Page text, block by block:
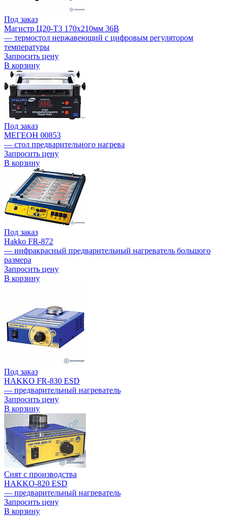
Под заказ
Магистр Ц20-Т3 170х210мм 36В
— термостол нержавеющий с цифровым регулятором
температуры
Запросить цену
В корзину
Под заказ
МЕГЕОН 00853
— стол предварительного нагрева
Запросить цену
В корзину
Под заказ
Hakko FR-872
— инфракрасный предварительный нагреватель большого
размера
Запросить цену
В корзину
Под заказ
HAKKO FR-830 ESD
— предварительный нагреватель
Запросить цену
В корзину
Снят с производства
HAKKO-820 ESD
— предварительный нагреватель
Запросить цену
В корзину